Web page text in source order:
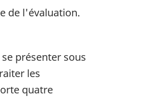
de l'évaluation.
présenter sous
les
quatre